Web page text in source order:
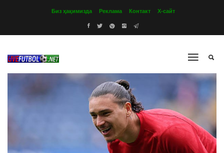
Биз ҳақимизда Реклама Контакт Х-сайт